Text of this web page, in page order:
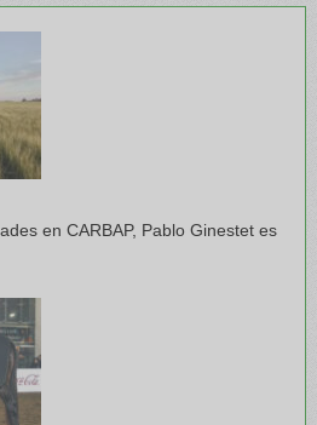
en CARBAP, Pablo Ginestet es